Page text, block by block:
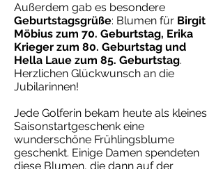
Außerdem gab es besondere
Geburtstagsgrüße: Blumen für Birgit
Möbius zum 70. Geburtstag, Erika
Krieger zum 80. Geburtstag und
Hella Laue zum 85. Geburtstag.
Herzlichen Glückwunsch an die
Jubilarinnen!
Jede Golferin bekam heute als kleines
Saisonstartgeschenk eine
wunderschöne Frühlingsblume
geschenkt. Einige Damen spendeten
diese Blumen, die dann auf der